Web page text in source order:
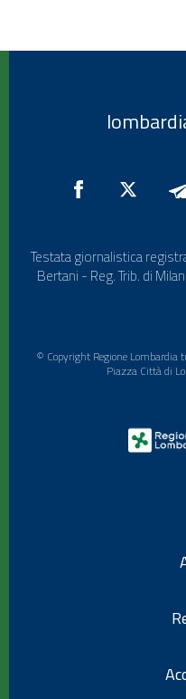
Testata giornalistica
Bertani - Reg. Trib. di
© Copyright Regione
Piazza Città di